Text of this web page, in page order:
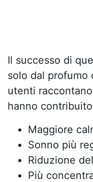
Il successo di
solo dal profumo
utenti
hanno
Maggiore
Sonno più
Riduzione
Più